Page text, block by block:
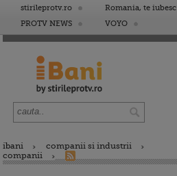
stirileprotv.ro Romania, te iubesc
PROTV NEWS
VOYO
ibani
companii si industrii
companii